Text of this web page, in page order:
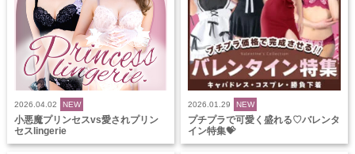
2026.04.02 NEW
小悪魔プリンセスvs愛されプリン
セスlingerie
2026.01.29 NEW
プチプラで可愛く盛れる♡バレンタ
イン特集💝